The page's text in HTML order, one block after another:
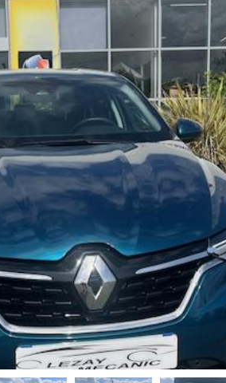
à tout moment en
:
:
:
: